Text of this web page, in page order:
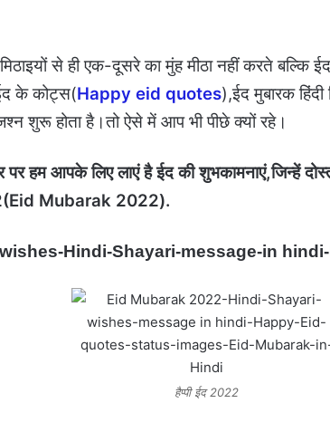
से ही एक-दूसरे का मुंह मीठा नहीं करते बल्कि
के कोट्स(Happy eid quotes),ईद मुबारक
शुरू होता है।तो ऐसे में आप भी पीछे क्यों रहे।
हम आपके लिए लाएं है ईद की शुभकामनाएं,जिन्हें
Mubarak 2022).
Hindi-Shayari-message-in
हैप्पी ईद 2022